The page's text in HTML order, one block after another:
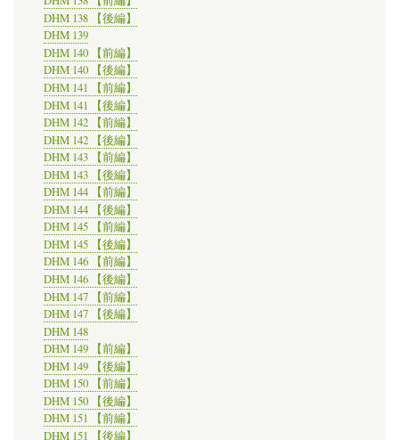
DHM 138 【後編】
DHM 139
DHM 140 【前編】
DHM 140 【後編】
DHM 141 【前編】
DHM 141 【後編】
DHM 142 【前編】
DHM 142 【後編】
DHM 143 【前編】
DHM 143 【後編】
DHM 144 【前編】
DHM 144 【後編】
DHM 145 【前編】
DHM 145 【後編】
DHM 146 【前編】
DHM 146 【後編】
DHM 147 【前編】
DHM 147 【後編】
DHM 148
DHM 149 【前編】
DHM 149 【後編】
DHM 150 【前編】
DHM 150 【後編】
DHM 151 【前編】
DHM 151 【後編】